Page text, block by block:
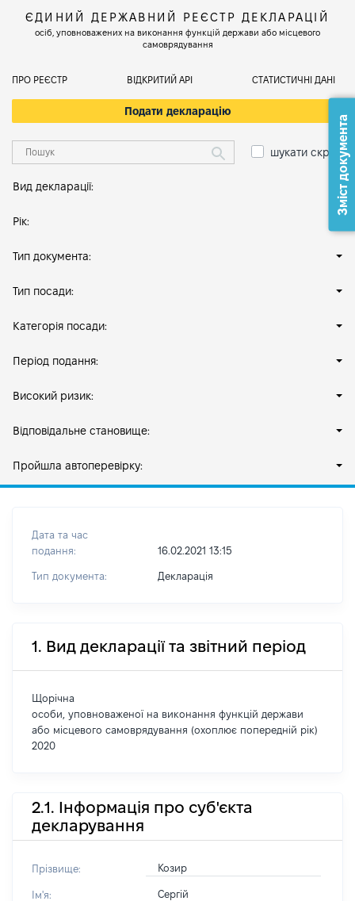
ЄДИНИЙ ДЕРЖАВНИЙ РЕЄСТР ДЕКЛАРАЦІЙ
осіб, уповноважених на виконання функцій держави або місцевого
самоврядування
ПРО РЕЄСТР ВІДКРИТИЙ АРІ СТАТИСТИЧНІ ДАНІ
Подати декларацію
шукати скрізь
Вид декларації:
Рік:
Тип документа:
Тип посади:
Категорія посади:
Період подання:
Високий ризик:
Відповідальне становище:
Пройшла автоперевірку:
Дата та час
подання:
16.02.2021 13:15
Тип документа: Декларація
1. Вид декларації та звітний період
Щорічна
особи, уповноваженої на виконання функцій держави
або місцевого самоврядування (охоплює попередній рік)
2020
2.1. Інформація про суб'єкта
декларування
Прізвище: Козир
Ім'я: Сергій
Зміст документа